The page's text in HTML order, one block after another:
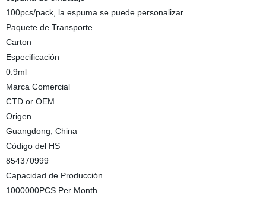
100pcs/pack, la espuma se puede personalizar
Paquete de Transporte
Carton
Especificación
0.9ml
Marca Comercial
CTD or OEM
Origen
Guangdong, China
Código del HS
854370999
Capacidad de Producción
1000000PCS Per Month